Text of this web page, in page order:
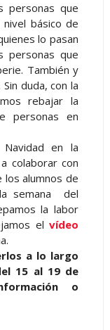
personas que
básico de
lo pasan
personas que
También y
duda, con la
rebajar la
personas en
en la
colaborar con
los alumnos de
semana del
la labor
elvídeo
a lo largo
15 al 19 de
o